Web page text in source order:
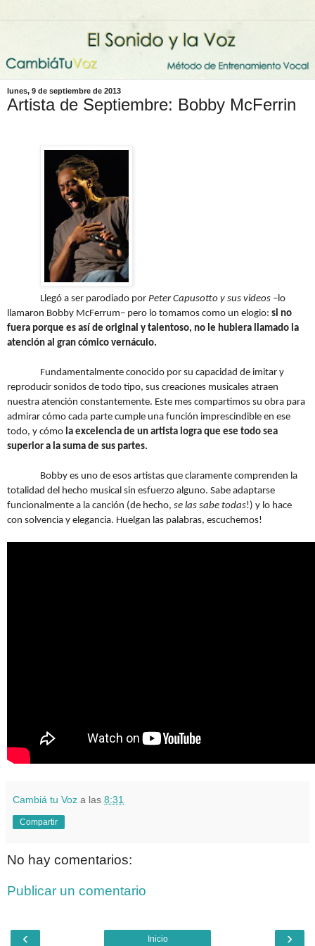
lunes, 9 de septiembre de 2013
Artista de Septiembre: Bobby McFerrin
Llegó a ser parodiado porPeter Capusotto y sus videos –lo
llamaron Bobby McFerrum– pero lo tomamos como un elogio: si no
fuera porque es así de original y talentoso, no le hubiera llamado la
atención al gran cómico vernáculo.
Fundamentalmente conocido por su capacidad de imitar y
reproducir sonidos de todo tipo, sus creaciones musicales atraen
nuestra atención constantemente. Este mes compartimos su obra para
admirar cómo cada parte cumple una función imprescindible en ese
todo, y cómo la excelencia de un artista logra que ese todo sea
superior a la suma de sus partes.
Bobby es uno de esos artistas que claramente comprenden la
totalidad del hecho musical sin esfuerzo alguno. Sabe adaptarse
funcionalmente a la canción (de hecho, se las sabe todas!) y lo hace
con solvencia y elegancia. Huelgan las palabras, escuchemos!
Cambiá tu Voz a las 8:31
Compartir
No hay comentarios:
Publicar un comentario
‹ ›
Inicio